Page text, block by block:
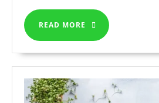
READ MORE
READ
MORE